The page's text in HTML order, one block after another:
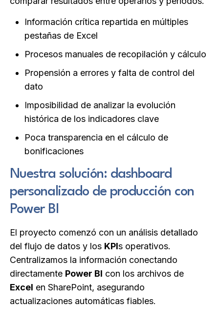
Información crítica repartida en múltiples
pestañas de Excel
Procesos manuales de recopilación y cálculo
Propensión a errores y falta de control del
dato
Imposibilidad de analizar la evolución
histórica de los indicadores clave
Poca transparencia en el cálculo de
bonificaciones
Nuestra solución: dashboard
personalizado de producción con
Power BI
El proyecto comenzó con un análisis detallado
del flujo de datos y los KPIs operativos.
Centralizamos la información conectando
directamente Power BI con los archivos de
Excel en SharePoint, asegurando
actualizaciones automáticas fiables.